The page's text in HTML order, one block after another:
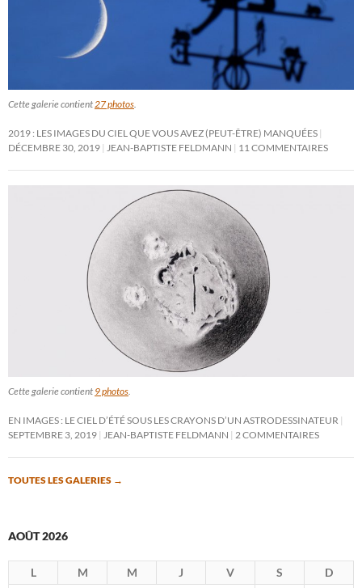
Cette galerie contient27 photos.
2019 : LES IMAGES DU CIEL QUE VOUS AVEZ (PEUT-ÊTRE) MANQUÉES
DÉCEMBRE 30, 2019 JEAN-BAPTISTE FELDMANN 11 COMMENTAIRES
Cette galerie contient 9 photos.
EN IMAGES : LE CIEL D’ÉTÉ SOUS LES CRAYONS D’UN ASTRODESSINATEUR
SEPTEMBRE 3, 2019 JEAN-BAPTISTE FELDMANN 2 COMMENTAIRES
TOUTES LES GALERIES →
AOÛT 2026
L M M J V S
D